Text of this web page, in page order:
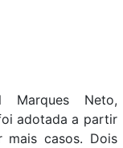
Marques Neto,
adotada a partir
mais casos. Dois